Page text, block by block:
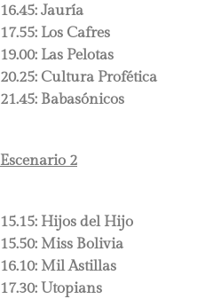
16.45: Jauría
17.55: Los Cafres
19.00: Las Pelotas
20.25: Cultura Profética
21.45: Babasónicos
Escenario 2
15.15: Hijos del Hijo
15.50: Miss Bolivia
16.10: Mil Astillas
17.30: Utopians